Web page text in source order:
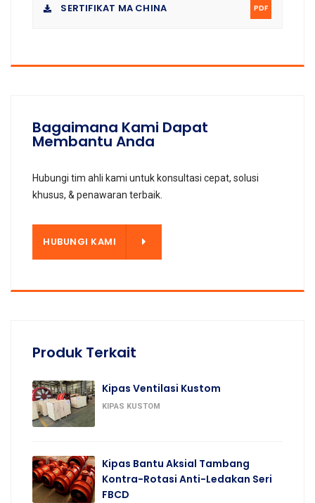
SERTIFIKAT MA CHINA PDF
Bagaimana Kami Dapat
Membantu Anda
Hubungi tim ahli kami untuk konsultasi cepat, solusi
khusus, & penawaran terbaik.
HUBUNGI KAMI
Produk Terkait
Kipas Ventilasi Kustom
KIPAS KUSTOM
Kipas Bantu Aksial Tambang
Kontra-Rotasi Anti-Ledakan Seri
FBCD